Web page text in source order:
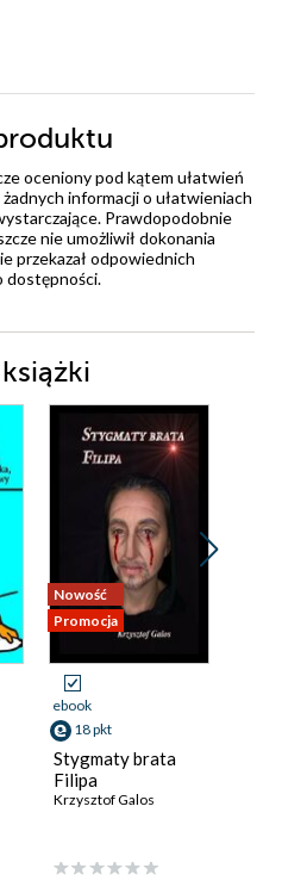
oceniony pod kątem ułatwień
informacji o ułatwieniach
Prawdopodobnie
nie umożliwił dokonania
przekazał odpowiednich
dostępności.
Nowość
Promocja
ebook
18 pkt
Stygmaty brata
Filipa
Krzysztof Galos